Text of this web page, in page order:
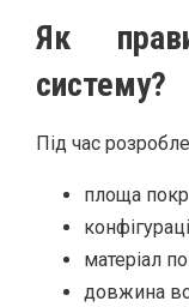
Як
систему?
Під час
площа
матеріал
довжина